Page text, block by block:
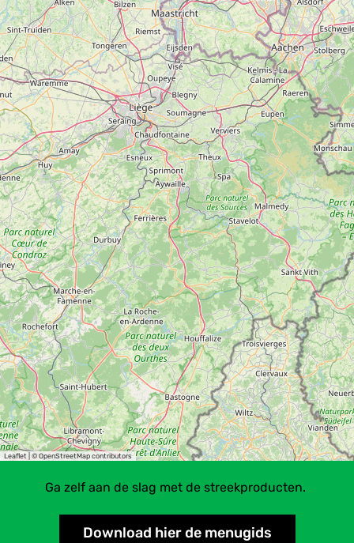
Leaflet © OpenStreetMap contributors
Ga zelf aan de slag met de streekproducten.
Download hier de menugids